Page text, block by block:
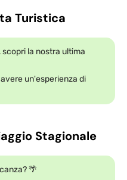
Turistica
scopri la nostra ultima
un'esperienza di
Stagionale
🌴